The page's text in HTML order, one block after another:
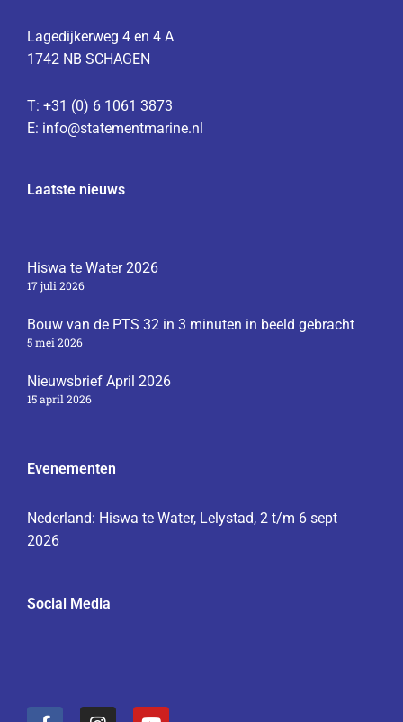
Lagedijkerweg 4 en 4 A
1742 NB SCHAGEN
T: +31 (0) 6 1061 3873
E: info@statementmarine.nl
Laatste nieuws
Hiswa te Water 2026
17 juli 2026
Bouw van de PTS 32 in 3 minuten in beeld gebracht
5 mei 2026
Nieuwsbrief April 2026
15 april 2026
Evenementen
Nederland: Hiswa te Water, Lelystad, 2 t/m 6 sept
2026
Social Media
F
I
Y